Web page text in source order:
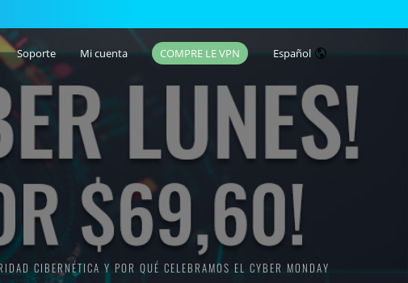
Soporte Mi cuenta COMPRE LE VPN Español
CIBERNÉTICA Y POR QUÉ CELEBRAMOS EL CYBER MONDAY